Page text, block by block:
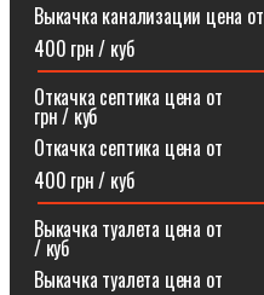
Выкачка канализации цена от
400 грн / куб
Откачка септика цена
грн / куб
Откачка септика цена от
400 грн / куб
Выкачка туалета цена
/ куб
Выкачка туалета цена от